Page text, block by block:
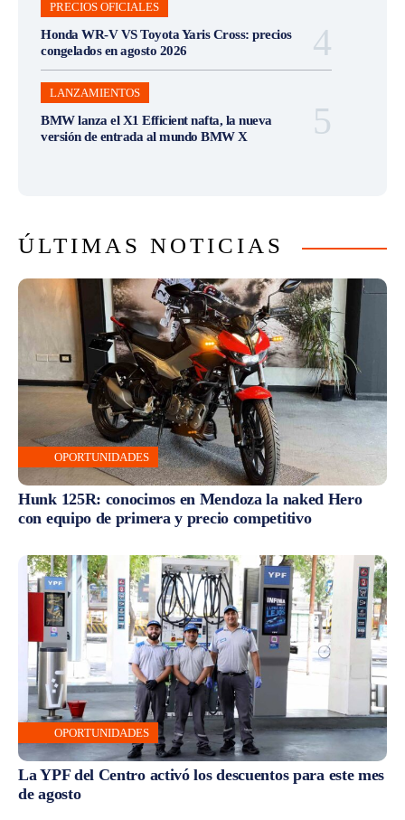
PRECIOS OFICIALES
Honda WR-V VS Toyota Yaris Cross: precios
congelados en agosto 2026
LANZAMIENTOS
BMW lanza el X1 Efficient nafta, la nueva
versión de entrada al mundo BMW X
ÚLTIMAS NOTICIAS
OPORTUNIDADES
Hunk 125R: conocimos en Mendoza la naked Hero
con equipo de primera y precio competitivo
OPORTUNIDADES
La YPF del Centro activó los descuentos para este mes
de agosto